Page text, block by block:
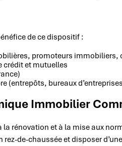
de ce dispositif :
promoteurs immobiliers,
crédit et mutuelles
(entrepôts, bureaux
Immobilier
rénovation et à la mise aux
de-chaussée et disposer